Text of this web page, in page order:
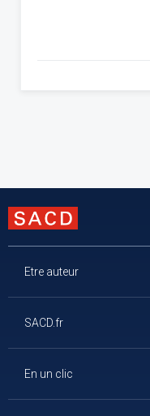
Etre auteur
SACD.fr
En un clic